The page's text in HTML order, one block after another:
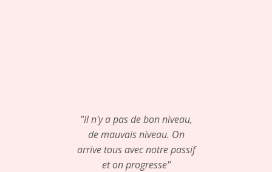
"Il n'y a pas de bon niveau,
de mauvais niveau. On
arrive tous avec notre passif
et on progresse"